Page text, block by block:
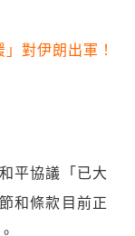
對伊朗出軍！
平協議「已大
和條款目前正